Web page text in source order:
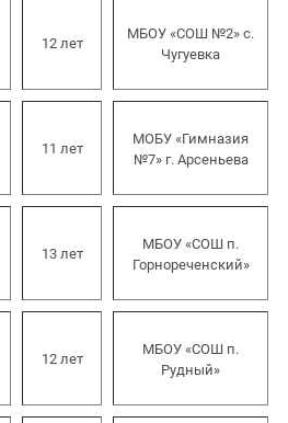
12 лет
МБОУ «СОШ №2» с.
Чугуевка
11 лет
МОБУ «Гимназия
№7» г. Арсеньева
13 лет
МБОУ «СОШ п.
Горнореченский»
12 лет
МБОУ «СОШ п.
Рудный»